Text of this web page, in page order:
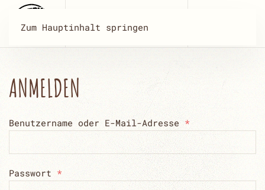
Zum Hauptinhalt springen
ANMELDEN
Benutzername oder E-Mail-Adresse *
Passwort * Erforderlich